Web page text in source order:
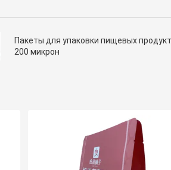
Пакеты для упаковки пищевых
200 микрон